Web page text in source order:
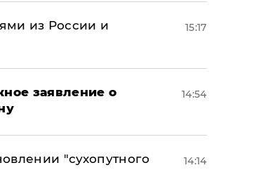
из России и
15:17
заявление о
14:54
"сухопутного
14:14